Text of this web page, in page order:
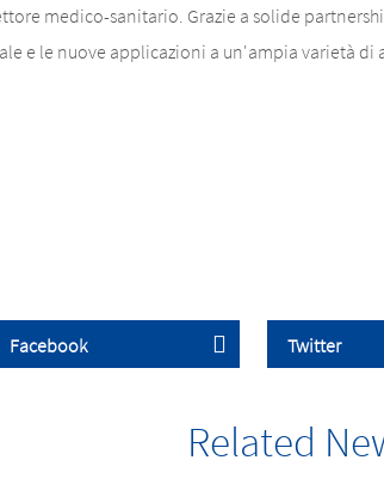
medico-sanitario. Grazie a solide
e le nuove applicazioni a un'ampia varietà
Related